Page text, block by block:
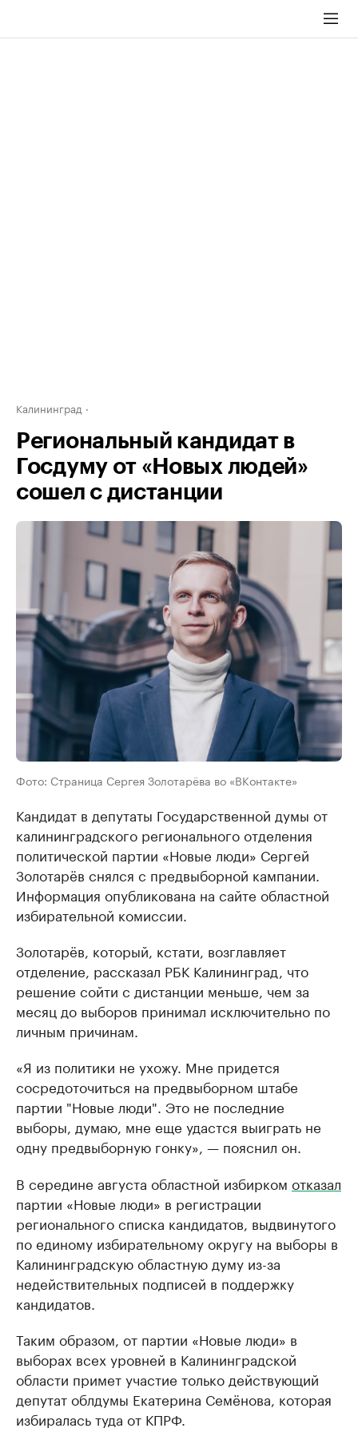
Калининград
Региональный кандидат в
Госдуму от «Новых людей»
сошел с дистанции
Фото: Страница Сергея Золотарёва во «ВКонтакте»
Кандидат в депутаты Государственной думы от
калининградского регионального отделения
политической партии «Новые люди» Сергей
Золотарёв снялся с предвыборной кампании.
Информация опубликована на сайте областной
избирательной комиссии.
Золотарёв, который, кстати, возглавляет
отделение, рассказал РБК Калининград, что
решение сойти с дистанции меньше, чем за
месяц до выборов принимал исключительно по
личным причинам.
«Я из политики не ухожу. Мне придется
сосредоточиться на предвыборном штабе
партии "Новые люди". Это не последние
выборы, думаю, мне еще удастся выиграть не
одну предвыборную гонку», — пояснил он.
В середине августа областной избирком отказал
партии «Новые люди» в регистрации
регионального списка кандидатов, выдвинутого
по единому избирательному округу на выборы в
Калининградскую областную думу из-за
недействительных подписей в поддержку
кандидатов.
Таким образом, от партии «Новые люди» в
выборах всех уровней в Калининградской
области примет участие только действующий
депутат облдумы Екатерина Семёнова, которая
избиралась туда от КПРФ.